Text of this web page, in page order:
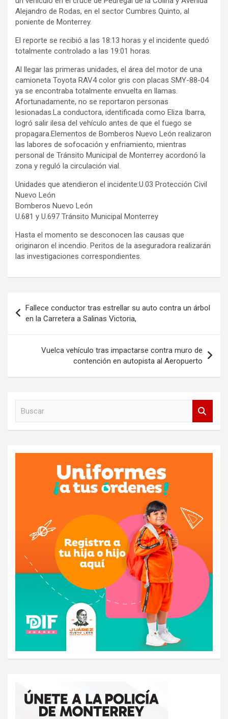
Alejandro de Rodas, en el sector Cumbres Quinto, al
poniente de Monterrey.
El reporte se recibió a las 18:13 horas y el incidente quedó
totalmente controlado a las 19:01 horas.
Al llegar las primeras unidades, el área del motor de una
camioneta Toyota RAV4 color gris con placas SMY-88-04
ya se encontraba totalmente envuelta en llamas.
Afortunadamente, no se reportaron personas
lesionadas.La conductora, identificada como Eliza Ibarra,
logró salir ilesa del vehículo antes de que el fuego se
propagara.Elementos de Bomberos Nuevo León realizaron
las labores de sofocación y enfriamiento, mientras
personal de Tránsito Municipal de Monterrey acordonó la
zona y reguló la circulación vial.
Unidades que atendieron el incidente:U.03 Protección Civil
Nuevo León
Bomberos Nuevo León
U.681 y U.697 Tránsito Municipal Monterrey
Hasta el momento se desconocen las causas que
originaron el incendio. Peritos de la aseguradora realizarán
las investigaciones correspondientes.
de
entradas
Fallece conductor tras estrellar su auto contra un árbol
en la Carretera a Salinas Victoria,
Vuelca vehículo tras impactarse contra muro de
contención en autopista al Aeropuerto